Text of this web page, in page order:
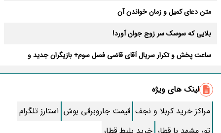
متن دعای کمیل و زمان خواندن آن
بلایی که سوسک سر زوج جوان آورد!
ساعت پخش و تکرار سریال آقای قاضی فصل سوم+ بازیگران جدید و
طرز تهیه سالاد ماکارونی خانگی خوشمزه و لذیذ + آموزش تصویری
طرز تهیه پاستا با سس آلفردو و مرغ فوری + آموزش تصویری پنه
جواب کامل اسم فامیل با “س”
لینک های ویژه
مراکز خرید کربلا و نجف قیمت جاروبرقی بوش استارز تلگرام